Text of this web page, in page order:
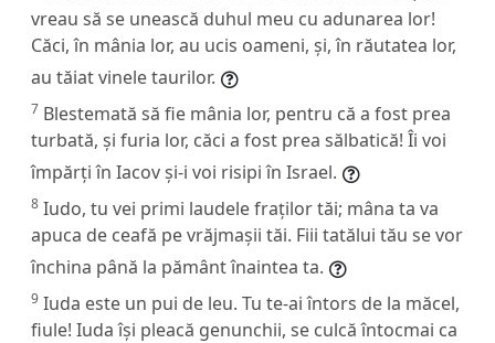
vreau să se unească duhul meu cu adunarea lor!
Căci, în mânia lor, au ucis oameni, și, în răutatea lor,
au tăiat vinele taurilor.
7 Blestemată să fie mânia lor, pentru că a fost prea
turbată, și furia lor, căci a fost prea sălbatică! Îi voi
împărți în Iacov și-i voi risipi în Israel.
8 Iudo, tu vei primi laudele fraților tăi; mâna ta va
apuca de ceafă pe vrăjmașii tăi. Fiii tatălui tău se vor
închina până la pământ înaintea ta.
9 Iuda este un pui de leu. Tu te-ai întors de la măcel,
fiule! Iuda își pleacă genunchii, se culcă întocmai ca